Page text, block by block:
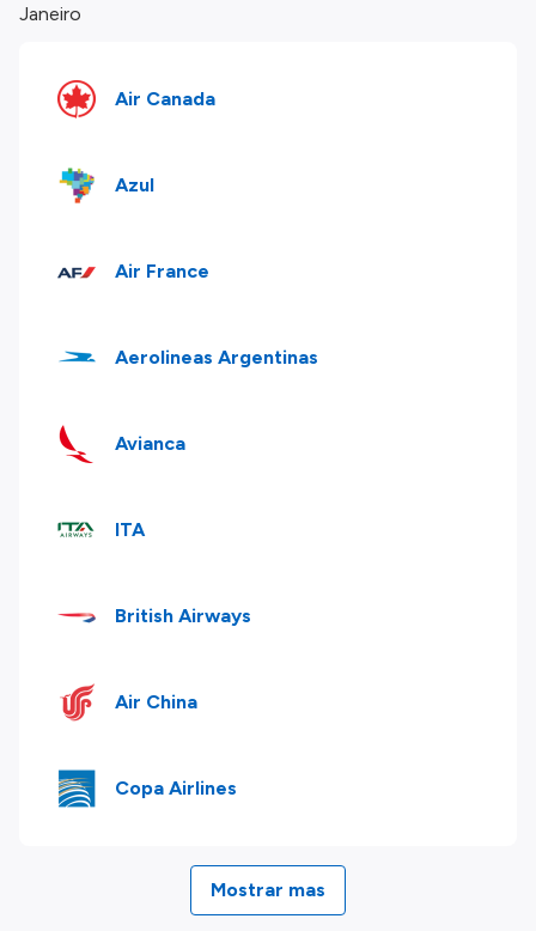
Janeiro
Air Canada
Azul
Air France
Aerolineas Argentinas
Avianca
ITA
British Airways
Air China
Copa Airlines
Mostrar mas